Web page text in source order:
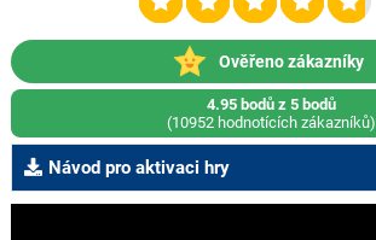
Ověřeno zákazníky
4.95 bodů z 5 bodů
(10952 hodnotících zákazníků)
Návod pro aktivaci hry